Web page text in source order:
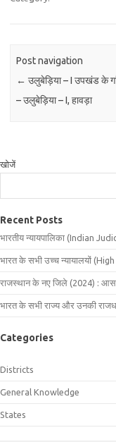
Post navigation
← उलुबेड़िया – I उपखंड के
– उलुबेड़िया – I, हावड़ा
खोजें
Recent Posts
भारतीय न्यायपालिका (Indian
भारत के सभी उच्च न्यायालयों
राजस्थान के नए जिले (2024) :
भारत के सभी राज्य और उनकी
Categories
Districts
General Knowledge
States